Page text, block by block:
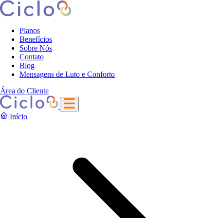
Planos
Benefícios
Sobre Nós
Contato
Blog
Mensagens de Luto e Conforto
Área do Cliente
Início